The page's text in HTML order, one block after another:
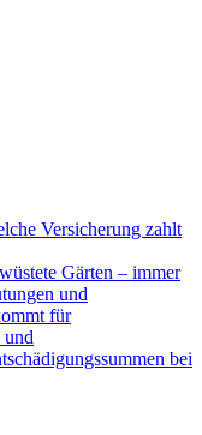
Versicherung zahlt
Gärten – immer
und
für
und
bei